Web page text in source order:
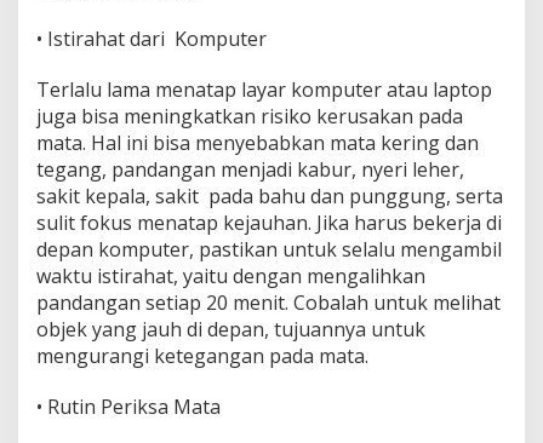
• Istirahat dari Komputer
Terlalu lama menatap layar komputer atau laptop
juga bisa meningkatkan risiko kerusakan pada
mata. Hal ini bisa menyebabkan mata kering dan
tegang, pandangan menjadi kabur, nyeri leher,
sakit kepala, sakit pada bahu dan punggung, serta
sulit fokus menatap kejauhan. Jika harus bekerja di
depan komputer, pastikan untuk selalu mengambil
waktu istirahat, yaitu dengan mengalihkan
pandangan setiap 20 menit. Cobalah untuk melihat
objek yang jauh di depan, tujuannya untuk
mengurangi ketegangan pada mata.
• Rutin Periksa Mata